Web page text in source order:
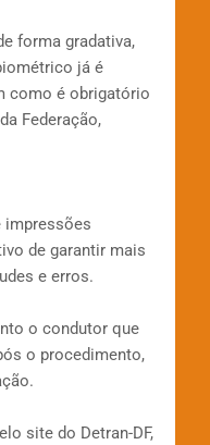
forma gradativa,
já é
como é obrigatório
Federação,
impressões
de garantir mais
e erros.
o condutor que
o procedimento,
site do Detran-DF,